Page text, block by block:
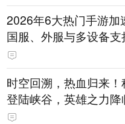
2026年6大热门手游加
国服、外服与多设备支
时空回溯，热血归来
登陆峡谷，英雄之力
斗！